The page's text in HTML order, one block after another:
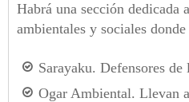
Habrá una sección dedicada
ambientales y sociales donde
Sarayaku. Defensores de
Ogar Ambiental. Llevan